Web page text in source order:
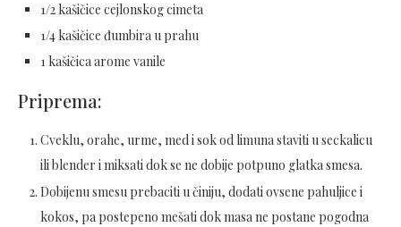
1/2 kašičice cejlonskog cimeta
1/4 kašičice đumbira u prahu
1 kašičica arome vanile
Priprema:
Cveklu, orahe, urme, med i sok od limuna staviti u seckalicu
ili blender i miksati dok se ne dobije potpuno glatka smesa.
Dobijenu smesu prebaciti u činiju, dodati ovsene pahuljice i
kokos, pa postepeno mešati dok masa ne postane pogodna